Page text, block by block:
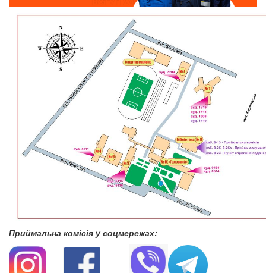
Приймальна комісія у соцмережах: